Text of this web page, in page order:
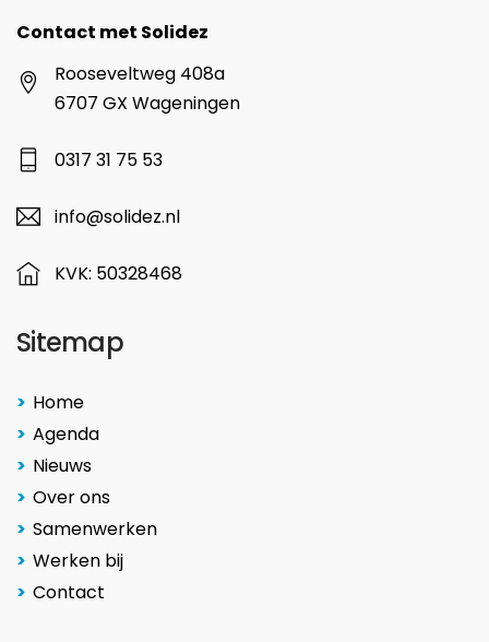
Contact met Solidez
Rooseveltweg 408a
6707 GX Wageningen
0317 31 75 53
info@solidez.nl
KVK: 50328468
Sitemap
Home
Agenda
Nieuws
Over ons
Samenwerken
Werken bij
Contact